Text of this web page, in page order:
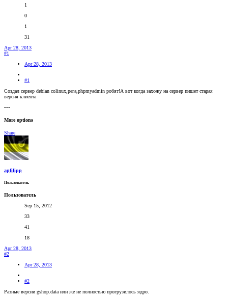
1
0
1
31
Apr 28, 2013
#1
Apr 28, 2013
#1
Создал сервер debian colinux,рега,phpmyadmin робят!А вот когда захожу на сервер пишет старая
версия клиента
•••
More options
Share
apfilipp
Пользователь
Пользователь
Sep 15, 2012
33
41
18
Apr 28, 2013
#2
Apr 28, 2013
#2
Разные версии gshop.data или же не полностью прогрузилось ядро.